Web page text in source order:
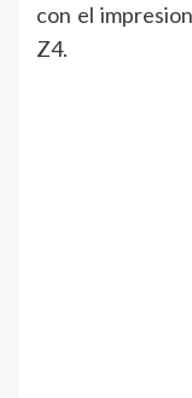
con el
Z4.